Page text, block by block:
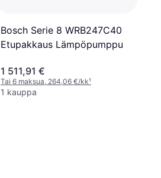
Bosch Serie 8 WRB247C40
Etupakkaus Lämpöpumppu
1 511,91 €
Tai 6 maksua, 264,06 €/kk¹
1 kauppa